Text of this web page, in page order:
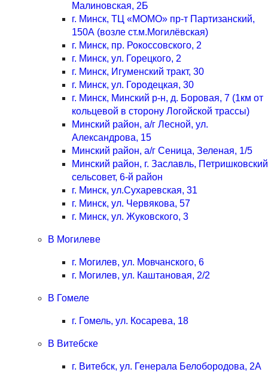
Малиновская, 2Б
г. Минск, ТЦ «МОМО» пр-т Партизанский,
150А (возле ст.м.Могилёвская)
г. Минск, пр. Рокоссовского, 2
г. Минск, ул. Горецкого, 2
г. Минск, Игуменский тракт, 30
г. Минск, ул. Городецкая, 30
г. Минск, Минский р-н, д. Боровая, 7 (1км от
кольцевой в сторону Логойской трассы)
Минский район, а/г Лесной, ул.
Александрова, 15
Минский район, а/г Сеница, Зеленая, 1/5
Минский район, г. Заславль, Петришковский
сельсовет, 6-й район
г. Минск, ул.Сухаревская, 31
г. Минск, ул. Червякова, 57
г. Минск, ул. Жуковского, 3
В Могилеве
г. Могилев, ул. Мовчанского, 6
г. Могилев, ул. Каштановая, 2/2
В Гомеле
г. Гомель, ул. Косарева, 18
В Витебске
г. Витебск, ул. Генерала Белобородова, 2А